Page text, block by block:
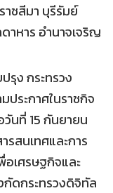
ชสีมา บุรีรัมย์
าหาร อำนาจเจริญ
ง กระทรวง
ประกาศในราชกิจ
วันที่ 15 กันยายน
รสนเทศและการ
อเศรษฐกิจและ
ดกระทรวงดิจิทัล